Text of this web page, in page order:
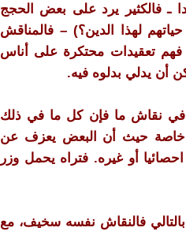
ـ فالكثير يرد على بعض الحجج
لهذا الدين؟) – فالمناقش
فهم تعقيدات محتكرة على أناس
أن يدلي بدلوه فيه.
في نقاش ما فإن كل ما في ذلك
خاصة حيث أن البعض يعزف عن
أو غيره. فتراه يحمل وزر
فالنقاش نفسه سخيف، مع